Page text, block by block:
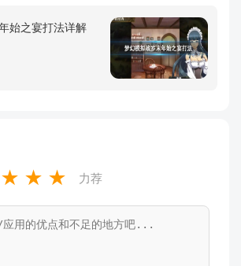
始之宴打法详解
★ ★ ★ 力荐